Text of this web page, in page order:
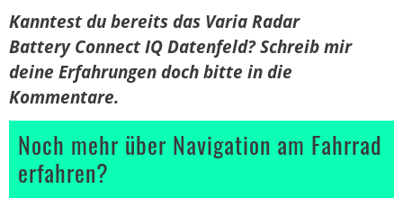
Kanntest du bereits das Varia Radar
Battery Connect IQ Datenfeld? Schreib mir
deine Erfahrungen doch bitte in die
Kommentare.
Noch mehr über Navigation am Fahrrad
erfahren?